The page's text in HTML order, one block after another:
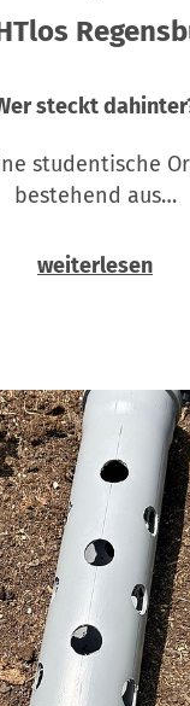
steckt
studentische
bestehend aus…
weiterlesen